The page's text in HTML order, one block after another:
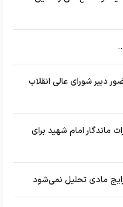
دبیر شورای عالی انقلاب
ماندگار امام شهید برای
مادی تحلیل نمی‌شود